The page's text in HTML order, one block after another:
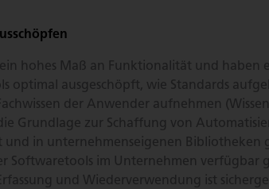
hohes Maß an Funktionalität und haben
optimal ausgeschöpft, wie Standards
der Anwender aufnehmen
Grundlage zur Schaffung von
in unternehmenseigenen Bibliotheken
Softwaretools im Unternehmen verfügbar
und Wiederverwendung ist